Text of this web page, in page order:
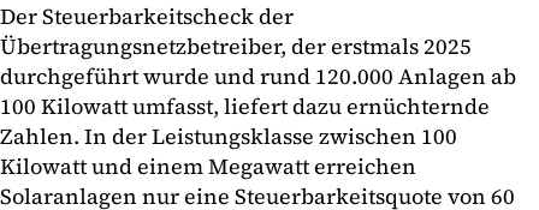
Der Steuerbarkeitscheck der
Übertragungsnetzbetreiber, der erstmals 2025
durchgeführt wurde und rund 120.000 Anlagen ab
100 Kilowatt umfasst, liefert dazu ernüchternde
Zahlen. In der Leistungsklasse zwischen 100
Kilowatt und einem Megawatt erreichen
Solaranlagen nur eine Steuerbarkeitsquote von 60